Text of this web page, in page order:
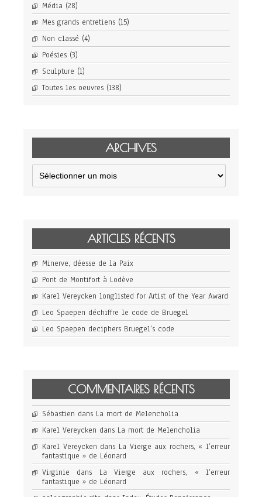
Média (28)
Mes grands entretiens (15)
Non classé (4)
Poésies (3)
Sculpture (1)
Toutes les oeuvres (138)
ARCHIVES
Archives
ARTICLES RÉCENTS
Minerve, déesse de la Paix
Pont de Montifort à Lodève
Karel Vereycken longlisted for Artist of the Year Award
Leo Spaepen déchiffre le code de Bruegel
Leo Spaepen deciphers Bruegel’s code
COMMENTAIRES RÉCENTS
Sébastien dans La mort de Melencholia
Karel Vereycken dans La mort de Melencholia
Karel Vereycken dans La Vierge aux rochers, « l’erreur
fantastique » de Léonard
Virginie dans La Vierge aux rochers, « l’erreur
fantastique » de Léonard